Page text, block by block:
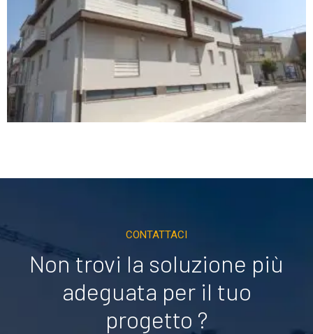
CONTATTACI
Non trovi la soluzione più
adeguata per il tuo
progetto ?